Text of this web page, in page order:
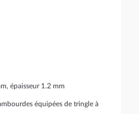
épaisseur 1.2 mm
équipées de tringle à